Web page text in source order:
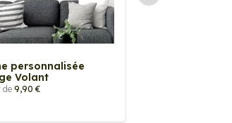
personnalisée
Volant
de 9,90 €